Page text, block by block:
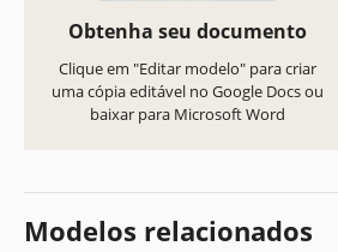
Obtenha seu documento
Clique em "Editar modelo" para criar
uma cópia editável no Google Docs ou
baixar para Microsoft Word
Modelos relacionados